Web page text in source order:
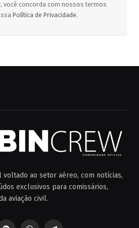
você concorda com nossos termos
Política de Privacidade.
voltado ao setor aéreo, com notícias,
exclusivos para comissários,
aviação civil.